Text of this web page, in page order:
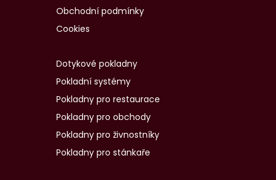
Obchodní podmínky
Cookies
Dotykové pokladny
Pokladní systémy
Pokladny pro restaurace
Pokladny pro obchody
Pokladny pro živnostníky
Pokladny pro stánkaře